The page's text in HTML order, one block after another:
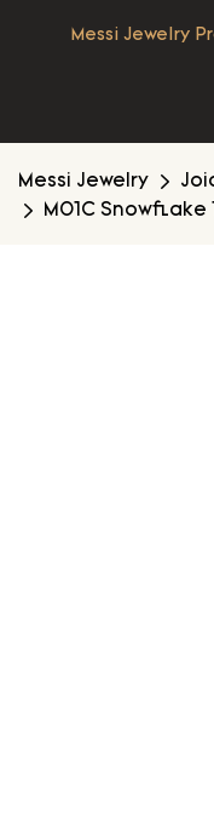
Messi Jewelry
Messi Jewelry
M01C